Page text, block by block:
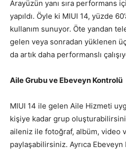
Arayüzün yanı sıra performans
yapıldı. Öyle ki MIUI 14, yüzde
kullanım sunuyor. Öte yandan
gelen veya sonradan yüklenen
da artık daha performanslı
Aile Grubu ve Ebeveyn Kontrolü
MIUI 14 ile gelen Aile Hizmeti
kişiye kadar grup
aileniz ile fotoğraf, albüm, video
paylaşabilirsiniz. Ayrıca